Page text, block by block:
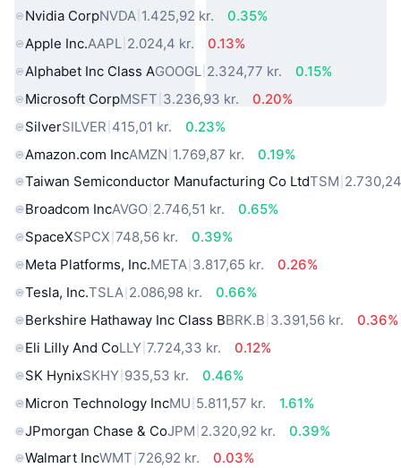
Nvidia CorpNVDA 1.425,92 kr.
0.35%
Apple Inc.AAPL 2.024,4 kr.
0.13%
Alphabet Inc Class AGOOGL 2.324,77 kr.
0.15%
Microsoft CorpMSFT 3.236,93 kr.
0.20%
SilverSILVER 415,01 kr.
0.23%
Amazon.com IncAMZN 1.769,87 kr.
0.19%
Taiwan Semiconductor Manufacturing Co LtdTSM
Broadcom IncAVGO 2.746,51 kr.
0.65%
SpaceXSPCX 748,56 kr.
0.39%
Meta Platforms, Inc.META 3.817,65 kr.
0.26%
Tesla, Inc.TSLA 2.086,98 kr.
0.66%
Berkshire Hathaway Inc Class BBRK.B 3.391,56 kr.
0.36%
Eli Lilly And CoLLY 7.724,33 kr.
0.12%
SK HynixSKHY 935,53 kr.
0.46%
Micron Technology IncMU 5.811,57 kr.
1.61%
JPmorgan Chase & CoJPM 2.320,92 kr.
0.39%
Walmart IncWMT 726,92 kr. 0.03%